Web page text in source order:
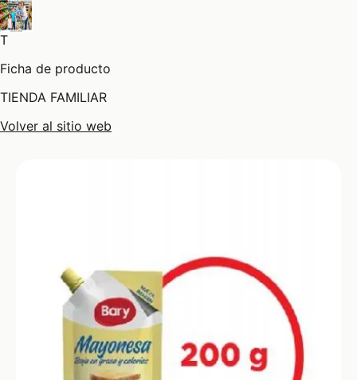
T
Ficha de producto
TIENDA FAMILIAR
Volver al sitio web